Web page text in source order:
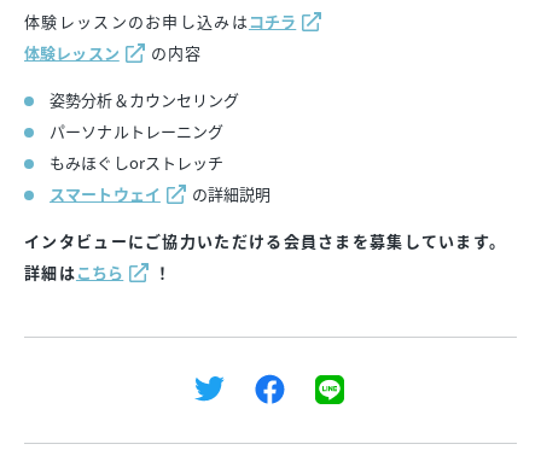
体験レッスンのお申し込みはコチラ
体験レッスン
の内容
姿勢分析＆カウンセリング
パーソナルトレーニング
もみほぐしorストレッチ
スマートウェイ
の詳細説明
インタビューにご協力いただける会員さまを募集しています。
詳細はこちら ！